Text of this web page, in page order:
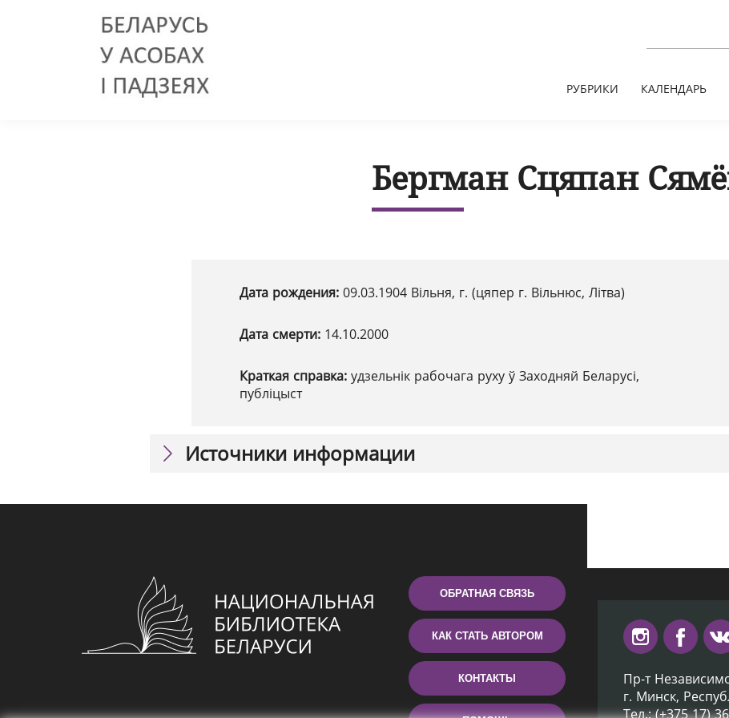
РУБРИКИ КАЛЕНДАРЬ
Бергман Сцяпан
Дата рождения: 09.03.1904 Вільня, г. (цяпер г. Вільнюс, Літва)
Дата смерти: 14.10.2000
Краткая справка: удзельнік рабочага руху ў Заходняй Беларусі,
публіцыст
Источники информации
ОБРАТНАЯ СВЯЗЬ
КАК СТАТЬ АВТОРОМ
КОНТАКТЫ
Пр-т
г. Минск,
Тел.: (+375 17)